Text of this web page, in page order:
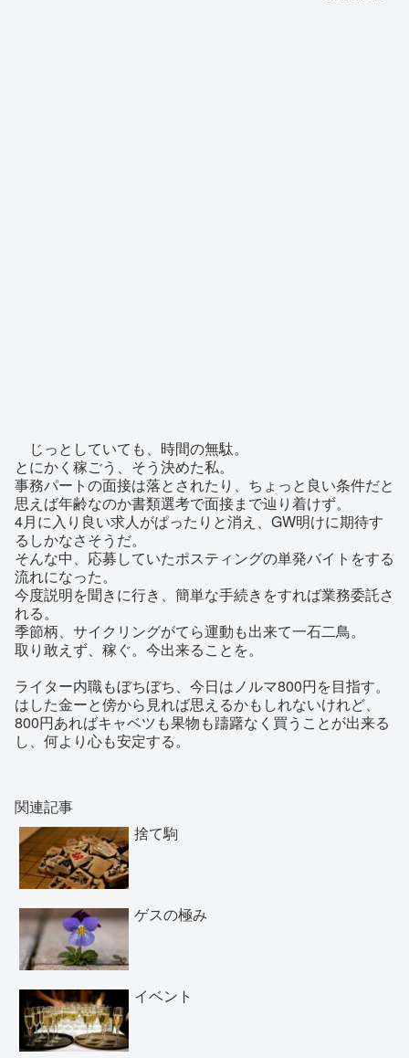
じっとしていても、時間の無駄。
とにかく稼ごう、そう決めた私。
事務パートの面接は落とされたり、ちょっと良い条件だと
思えば年齢なのか書類選考で面接まで辿り着けず。
4月に入り良い求人がぱったりと消え、GW明けに期待す
るしかなさそうだ。
そんな中、応募していたポスティングの単発バイトをする
流れになった。
今度説明を聞きに行き、簡単な手続きをすれば業務委託さ
れる。
季節柄、サイクリングがてら運動も出来て一石二鳥。
取り敢えず、稼ぐ。今出来ることを。
ライター内職もぼちぼち、今日はノルマ800円を目指す。
はした金ーと傍から見れば思えるかもしれないけれど、
800円あればキャベツも果物も躊躇なく買うことが出来る
し、何より心も安定する。
関連記事
捨て駒
ゲスの極み
イベント